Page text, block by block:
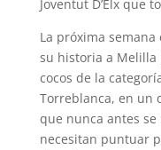
Joventut D’Elx que
La próxima
su historia a Melilla
cocos de la
Torreblanca, en un
que nunca antes se
necesitan puntuar